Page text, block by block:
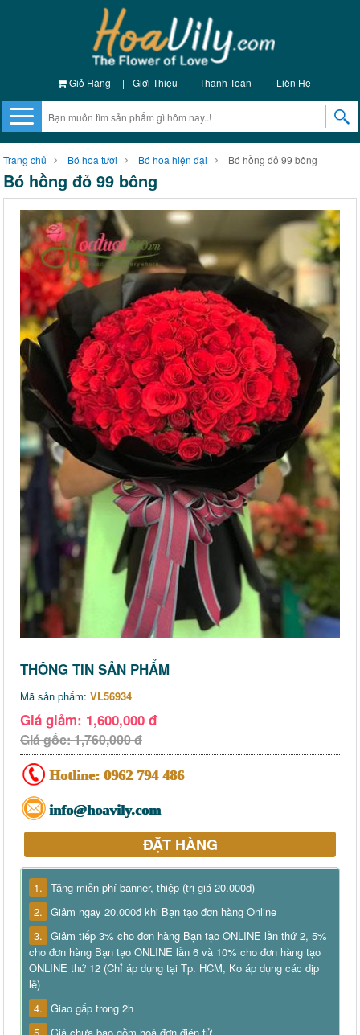
Giỏ Hàng | Giới Thiệu | Thanh Toán | Liên Hệ
Trang chủ Bó hoa tươi Bó hoa hiện đại Bó hồng đỏ 99 bông
Bó hồng đỏ 99 bông
THÔNG TIN SẢN PHẨM
Mã sản phẩm: VL56934
Giá giảm: 1,600,000 đ
Giá gốc: 1,760,000 đ
Hotline: 0962 794 486
info@hoavily.com
ĐẶT HÀNG
1. Tặng miễn phí banner, thiệp (trị giá 20.000đ)
2. Giảm ngay 20.000đ khi Bạn tạo đơn hàng Online
3. Giảm tiếp 3% cho đơn hàng Bạn tạo ONLINE lần thứ 2, 5%
cho đơn hàng Bạn tạo ONLINE lần 6 và 10% cho đơn hàng tạo
ONLINE thứ 12 (Chỉ áp dụng tại Tp. HCM, Ko áp dụng các dịp
lễ)
4. Giao gấp trong 2h